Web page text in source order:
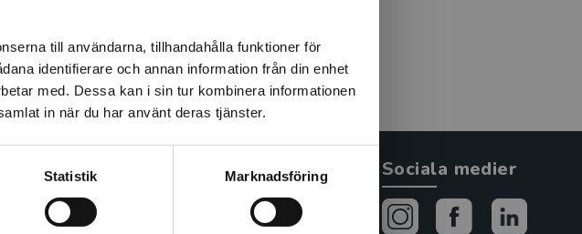
till användarna, tillhandahålla funktioner för
identifierare och annan information från din enhet
med. Dessa kan i sin tur kombinera informationen
in när du har använt deras tjänster.
Statistik Marknadsföring
via en
leveranser utanför
måste
mer
kundservice
Allmänna länkar Sociala medier